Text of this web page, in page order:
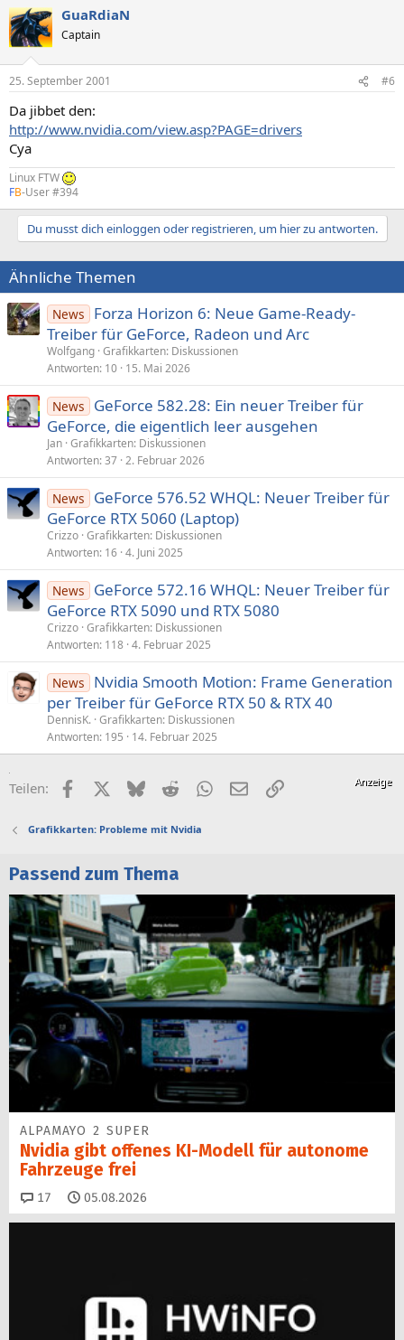
GuaRdiaN
Captain
25. September 2001 #6
Da jibbet den:
http://www.nvidia.com/view.asp?PAGE=drivers
Cya
Linux FTW
FB-User #394
Du musst dich einloggen oder registrieren, um hier zu antworten.
Ähnliche Themen
News
Forza Horizon 6: Neue Game-Ready-
Treiber für GeForce, Radeon und Arc
Wolfgang Grafikkarten: Diskussionen
Antworten 10 15. Mai 2026
News
GeForce 582.28: Ein neuer Treiber für
GeForce, die eigentlich leer ausgehen
Jan Grafikkarten: Diskussionen
Antworten 37 2. Februar 2026
News
GeForce 576.52 WHQL: Neuer Treiber für
GeForce RTX 5060 (Laptop)
Crizzo Grafikkarten: Diskussionen
Antworten 16 4. Juni 2025
News
GeForce 572.16 WHQL: Neuer Treiber für
GeForce RTX 5090 und RTX 5080
Crizzo Grafikkarten: Diskussionen
Antworten 118 4. Februar 2025
News
Nvidia Smooth Motion: Frame Generation
per Treiber für GeForce RTX 50 & RTX 40
DennisK. Grafikkarten: Diskussionen
Antworten 195 14. Februar 2025
Teilen: FacebookX (Twitter)
BlueskyRedditWhatsApp
E-MailLink
Grafikkarten: Probleme mit Nvidia
Passend zum Thema
ALPAMAYO 2 SUPER
Nvidia gibt offenes KI-Modell für autonome
Fahrzeuge frei
17 Kommentare
05.08.2026